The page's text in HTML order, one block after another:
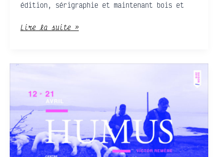
édition, sérigraphie et maintenant bois et
Lire la suite »
Victor
Remère